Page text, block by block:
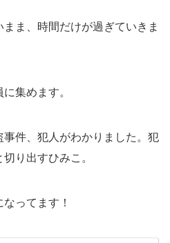
ま、時間だけが過ぎていきま
集めます。
事件、犯人がわかりました。犯
り出すひみこ。
ってます！